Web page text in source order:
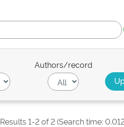
Authors/record
Results 1-2 of 2 (Search time: